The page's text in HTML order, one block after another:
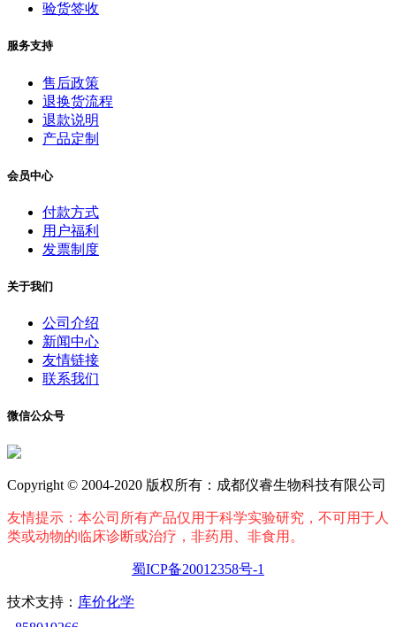
验货签收
服务支持
售后政策
退换货流程
退款说明
产品定制
会员中心
付款方式
用户福利
发票制度
关于我们
公司介绍
新闻中心
友情链接
联系我们
微信公众号
Copyright © 2004-2020 版权所有：成都仪睿生物科技有限公司
友情提示：本公司所有产品仅用于科学实验研究，不可用于人
类或动物的临床诊断或治疗，非药用、非食用。
蜀ICP备20012358号-1
技术支持： 库价化学